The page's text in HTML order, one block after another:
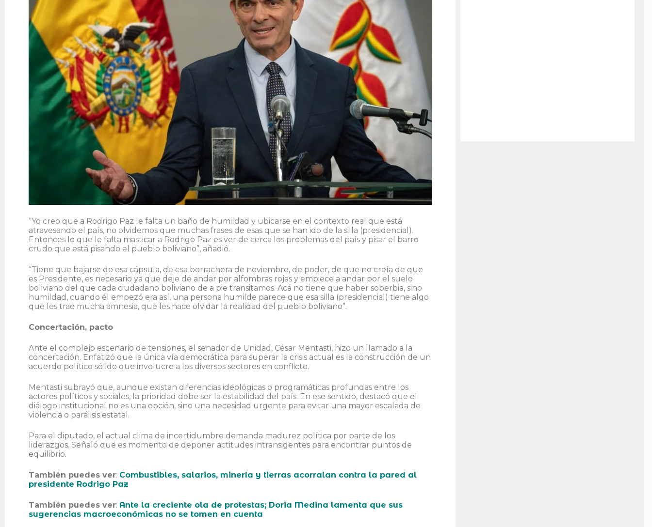
“Yo creo que a Rodrigo Paz le falta un baño de humildad y ubicarse en el contexto real que está
atravesando el país, no olvidemos que muchas frases de esas que se han ido de la silla (presidencial).
Entonces lo que le falta masticar a Rodrigo Paz es ver de cerca los problemas del país y pisar el barro
crudo que está pisando el pueblo boliviano”, añadió.
“Tiene que bajarse de esa cápsula, de esa borrachera de noviembre, de poder, de que no creía de que
es Presidente, es necesario ya que deje de andar por alfombras rojas y empiece a andar por el suelo
boliviano del que cada ciudadano boliviano de a pie transitamos. Acá no tiene que haber soberbia, sino
humildad, cuando él empezó era así, una persona humilde parece que esa silla (presidencial) tiene algo
que les trae mucha amnesia, que les hace olvidar la realidad del pueblo boliviano”.
Concertación, pacto
Ante el complejo escenario de tensiones, el senador de Unidad, César Mentasti, hizo un llamado a la
concertación. Enfatizó que la única vía democrática para superar la crisis actual es la construcción de un
acuerdo político sólido que involucre a los diversos sectores en conflicto.
Mentasti subrayó que, aunque existan diferencias ideológicas o programáticas profundas entre los
actores políticos y sociales, la prioridad debe ser la estabilidad del país. En ese sentido, destacó que el
diálogo institucional no es una opción, sino una necesidad urgente para evitar una mayor escalada de
violencia o parálisis estatal.
Para el diputado, el actual clima de incertidumbre demanda madurez política por parte de los
liderazgos. Señaló que es momento de deponer actitudes intransigentes para encontrar puntos de
equilibrio.
También puedes ver: Combustibles, salarios, minería y tierras acorralan contra la pared al
presidente Rodrigo Paz
También puedes ver: Ante la creciente ola de protestas; Doria Medina lamenta que sus
sugerencias macroeconómicas no se tomen en cuenta